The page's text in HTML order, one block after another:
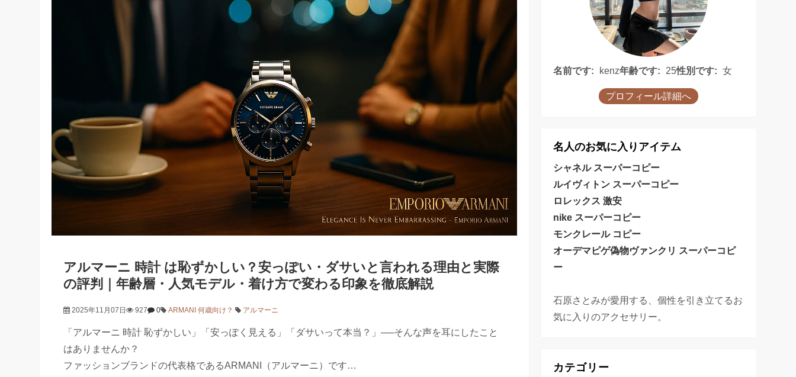
アルマーニ 時計 は恥ずかしい？安っぽい・ダサいと言われる理由と実際
の評判｜年齢層・人気モデル・着け方で変わる印象を徹底解説
2025年11月07日 927 0 ARMANI 何歳向け？ アルマーニ
「アルマーニ 時計 恥ずかしい」「安っぽく見える」「ダサいって本当？」──そんな声を耳にしたこと
はありませんか？
ファッションブランドの代表格であるARMANI（アルマーニ）です…
名前です: kenz年齢です: 25性別です: 女
プロフィール詳細へ
名人のお気に入りアイテム
シャネル スーパーコピー
ルイヴィトン スーパーコピー
ロレックス 激安
nike スーパーコピー
モンクレール コピー
オーデマピゲ偽物ヴァンクリ スーパーコピ
ー
石原さとみが愛用する、個性を引き立てるお
気に入りのアクセサリー。
カテゴリー